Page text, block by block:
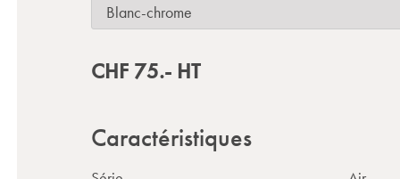
CHF 75.- HT
Caractéristiques